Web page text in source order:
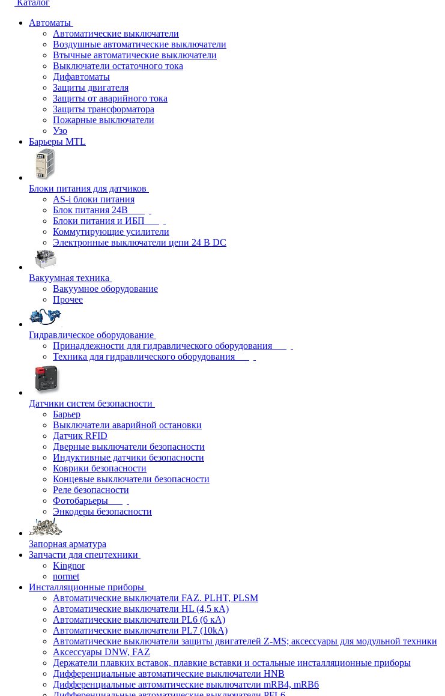
Каталог
Автоматы
Автоматические выключатели
Воздушные автоматические выключатели
Втычные автоматические выключатели
Выключатели остаточного тока
Дифавтоматы
Защиты двигателя
Защиты от аварийного тока
Защиты трансформатора
Пожарные выключатели
Узо
Барьеры MTL
Блоки питания для датчиков
AS-i блоки питания
Блок питания 24В
Блоки питания и ИБП
Коммутирующие усилители
Электронные выключатели цепи 24 В DC
Вакуумная техника
Вакуумное оборудование
Прочее
Гидравлическое оборудование
Принадлежности для гидравлического оборудования
Техника для гидравлического оборудования
Датчики систем безопасности
Барьер
Выключатели аварийной остановки
Датчик RFID
Дверные выключатели безопасности
Индуктивные датчики безопасности
Коврики безопасности
Концевые выключатели безопасности
Реле безопасности
Фотобарьеры
Энкодеры безопасности
Запорная арматура
Запчасти для спецтехники
Kingnor
normet
Инсталляционные приборы
Автоматические выключатели FAZ. PLHT, PLSM
Автоматические выключатели HL (4,5 кА)
Автоматические выключатели PL6 (6 кА)
Автоматические выключатели PL7 (10kA)
Автоматические выключатели защиты двигателей Z-MS; аксессуары для модульной техники
Аксессуары DNW, FAZ
Держатели плавких вставок, плавкие вставки и остальные инсталляционные приборы
Дифференциальные автоматические выключатели HNB
Дифференциальные автоматические выключатели mRB4, mRB6